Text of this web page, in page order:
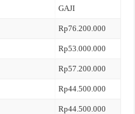
GAJI
Rp76.200.000
Rp53.000.000
Rp57.200.000
Rp44.500.000
Rp44.500.000